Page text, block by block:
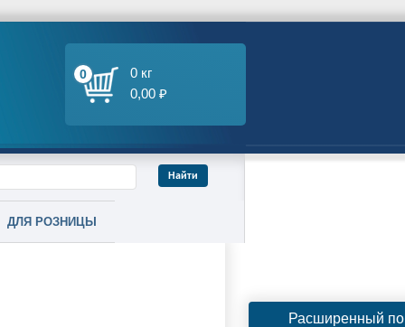
0
0 кг
0,00 ₽
ДЛЯ РОЗНИЦЫ
Расширенный